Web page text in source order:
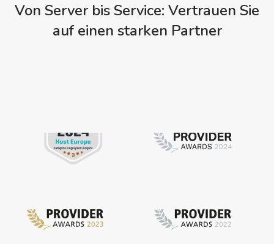
Von Server bis Service: Vertrauen Sie
auf einen starken Partner